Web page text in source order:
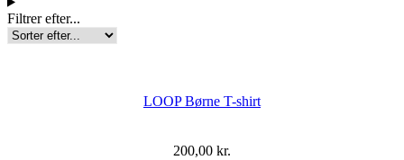
Filtrer efter...
LOOP Børne T-shirt
200,00 kr.